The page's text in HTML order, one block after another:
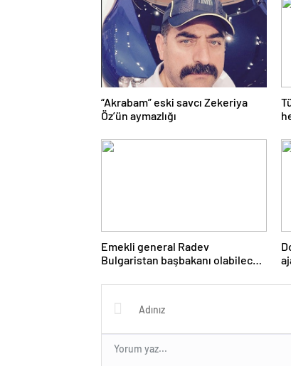
“Akrabam” eski savcı Zekeriya
Öz’ün aymazlığı
Emekli general Radev
Bulgaristan başbakanı olabilecek